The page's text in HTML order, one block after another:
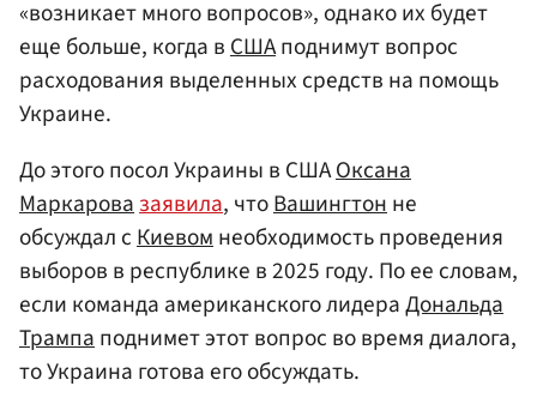
«возникает много вопросов», однако их будет
еще больше, когда вСШАподнимут вопрос
расходования выделенных средств на помощь
Украине.
До этого посол Украины в СШАОксана
Маркаровазаявила, чтоВашингтонне
обсуждал сКиевомнеобходимость проведения
выборов в республике в 2025 году. По ее словам,
если команда американского лидераДональда
Трампаподнимет этот вопрос во время диалога,
то Украина готова его обсуждать.